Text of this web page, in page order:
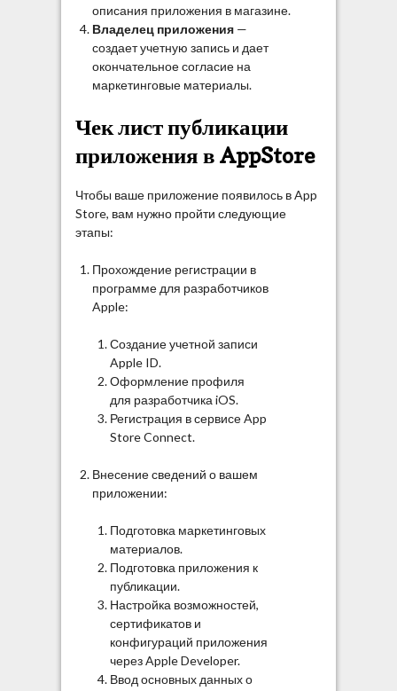
описания приложения в магазине.
Владелец приложения —
создает учетную запись и дает
окончательное согласие на
маркетинговые материалы.
Чек лист публикации
приложения в AppStore
Чтобы ваше приложение появилось в App
Store, вам нужно пройти следующие
этапы:
Прохождение регистрации в
программе для разработчиков
Apple:
Создание учетной записи
Apple ID.
Оформление профиля
для разработчика iOS.
Регистрация в сервисе App
Store Connect.
Внесение сведений о вашем
приложении:
Подготовка маркетинговых
материалов.
Подготовка приложения к
публикации.
Настройка возможностей,
сертификатов и
конфигураций приложения
через Apple Developer.
Ввод основных данных о